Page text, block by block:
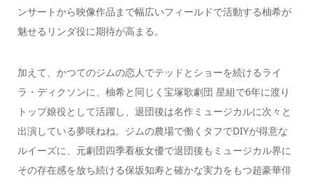
ンサートから映像作品まで幅広いフィールドで活動する柚希が
魅せるリンダ役に期待が高まる。
加えて、かつてのジムの恋人でテッドとショーを続けるライ
ラ・ディクソンに、柚希と同じく宝塚歌劇団 星組で6年に渡り
トップ娘役として活躍し、退団後は名作ミュージカルに次々と
出演している夢咲ねね。ジムの農場で働くタフでDIYが得意な
ルイーズに、元劇団四季看板女優で退団後もミュージカル界に
その存在感を放ち続ける保坂知寿と確かな実力をもつ超豪華俳